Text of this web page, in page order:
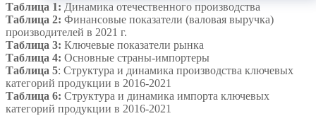
Таблица 1: Динамика отечественного производства
Таблица 2: Финансовые показатели (валовая выручка)
производителей в 2021 г.
Таблица 3: Ключевые показатели рынка
Таблица 4: Основные страны-импортеры
Таблица 5: Структура и динамика производства ключевых
категорий продукции в 2016-2021
Таблица 6: Структура и динамика импорта ключевых
категорий продукции в 2016-2021